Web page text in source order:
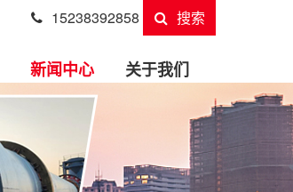
15238392858 搜索
新闻中心 关于我们